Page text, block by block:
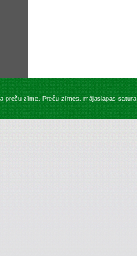
preču zīme. Preču zīmes, mājaslapas